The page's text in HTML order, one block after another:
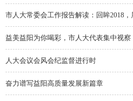
机关建设
市人大常委会工作报告解读：回眸2018，
益美益阳为你喝彩，市人大代表集中视察
人大会议会风会纪监督进行时
奋力谱写益阳高质量发展新篇章